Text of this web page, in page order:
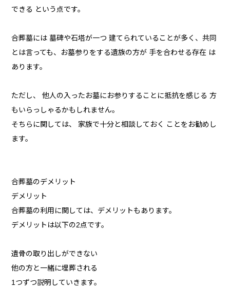
できる という点です。
合葬墓には 墓碑や石塔が一つ 建てられていることが多く、共同
とは言っても、お墓参りをする遺族の方が 手を合わせる存在 は
あります。
ただし、 他人の入ったお墓にお参りすることに抵抗を感じる 方
もいらっしゃるかもしれません。
そちらに関しては、 家族で十分と相談しておく ことをお勧めし
ます。
合葬墓のデメリット
デメリット
合葬墓の利用に関しては、デメリットもあります。
デメリットは以下の2点です。
遺骨の取り出しができない
他の方と一緒に埋葬される
1つずつ説明していきます。